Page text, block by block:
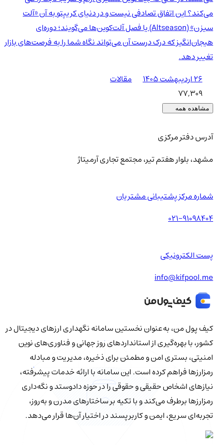
می‌کند؟ این اتفاق تصادفی نیست و در دنیای کریپتو به آن «آلت
سیزن» (Altseason) یا فصل آلت‌کوین‌ها می‌گویند؛ دوره‌ای
هیجان‌انگیز که درک درست آن می‌تواند نگاه شما را به فرصت‌های بازار
تغییر دهد.
۲۶ اردیبهشت ۱۴۰۵
مقالات
77,309
مشاهده همه
آدرس دفتر مرکزی
مشهد، بلوار هفتم تیر، مجتمع تجاری آرمیتاژ
شماره مرکز پشتیبانی مشتریان
021-91098404
پست الکترونیکی
info@kifpool.me
کیف‌ پول من، به‌عنوان نخستین سامانه نگهداری ارزهای دیجیتال در
کشور، با بهره‌گیری از استانداردهای روز جهانی و فناوری‌های نوین
امنیتی، بستری امن و مطمئن برای ذخیره، مدیریت و مبادله
رمزارزها فراهم کرده است. این سامانه با ارائه خدمات پیشرفته،
نیازهای اشخاص حقیقی و حقوقی را در حوزه دادوستد و نگه‌داری
رمزارزها برطرف می‌کند و با تکیه بر ساختارهای مدرن و به‌روز،
تجربه‌ای سریع، ایمن و کاربرپسند در اختیار آن‌ها قرار می‌دهد.